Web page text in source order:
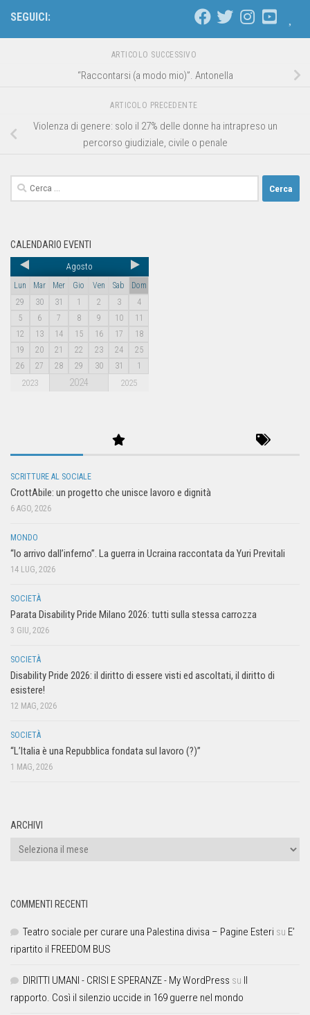
SEGUICI:
ARTICOLO SUCCESSIVO
“Raccontarsi (a modo mio)”. Antonella
ARTICOLO PRECEDENTE
Violenza di genere: solo il 27% delle donne ha intrapreso un
percorso giudiziale, civile o penale
CALENDARIO EVENTI
Agosto
Lun Mar Mer Gio Ven Sab
Dom
29
30 31 1 2 3
4
5
6 7 8 9 10
11
12
13 14 15 16 17
18
19
20 21 22 23 24
25
26
27 28 29 30 31 1
2023 2024 2025
SCRITTURE AL SOCIALE
CrottAbile: un progetto che unisce lavoro e dignità
6 AGO, 2026
MONDO
“Io arrivo dall’inferno”. La guerra in Ucraina raccontata da Yuri Previtali
14 LUG, 2026
SOCIETÀ
Parata Disability Pride Milano 2026: tutti sulla stessa carrozza
3 GIU, 2026
SOCIETÀ
Disability Pride 2026: il diritto di essere visti ed ascoltati, il diritto di
esistere!
12 MAG, 2026
SOCIETÀ
“L’Italia è una Repubblica fondata sul lavoro (?)”
1 MAG, 2026
ARCHIVI
COMMENTI RECENTI
Teatro sociale per curare una Palestina divisa – Pagine Esteri su E’
ripartito il FREEDOM BUS
DIRITTI UMANI - CRISI E SPERANZE - My WordPress su
rapporto. Così il silenzio uccide in 169 guerre nel mondo